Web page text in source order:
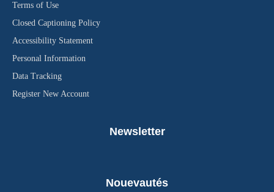
Terms of Use
Closed Captioning Policy
Accessibility Statement
Personal Information
Data Tracking
Register New Account
Newsletter
Nouevautés